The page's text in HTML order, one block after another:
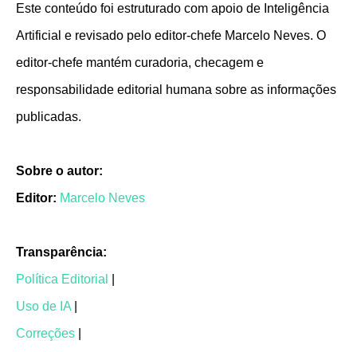
Este conteúdo foi estruturado com apoio de Inteligência
Artificial e revisado pelo editor-chefe Marcelo Neves. O
editor-chefe mantém curadoria, checagem e
responsabilidade editorial humana sobre as informações
publicadas.
Sobre o autor:
Editor: Marcelo Neves
Transparência:
Política Editorial
Uso de IA
Correções